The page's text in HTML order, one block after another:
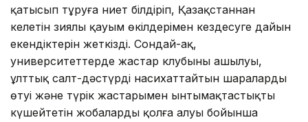
қатысып тұруға ниет білдіріп, Қазақстаннан
келетін зиялы қауым өкілдерімен кездесуге дайын
екендіктерін жеткізді. Сондай-ақ,
университеттерде жастар клубының ашылуы,
ұлттық салт-дәстүрді насихаттайтын шаралардың
өтуі және түрік жастарымен ынтымақтастықты
күшейтетін жобаларды қолға алуы бойынша